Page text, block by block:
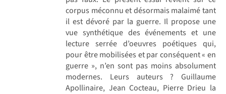
corpus méconnu et désormais malaimé tant
il est dévoré par la guerre. Il propose une
vue synthétique des événements et une
lecture serrée d’oeuvres poétiques qui,
pour être mobilisées et par conséquent « en
guerre », n’en sont pas moins absolument
modernes. Leurs auteurs ? Guillaume
Apollinaire, Jean Cocteau, Pierre Drieu la